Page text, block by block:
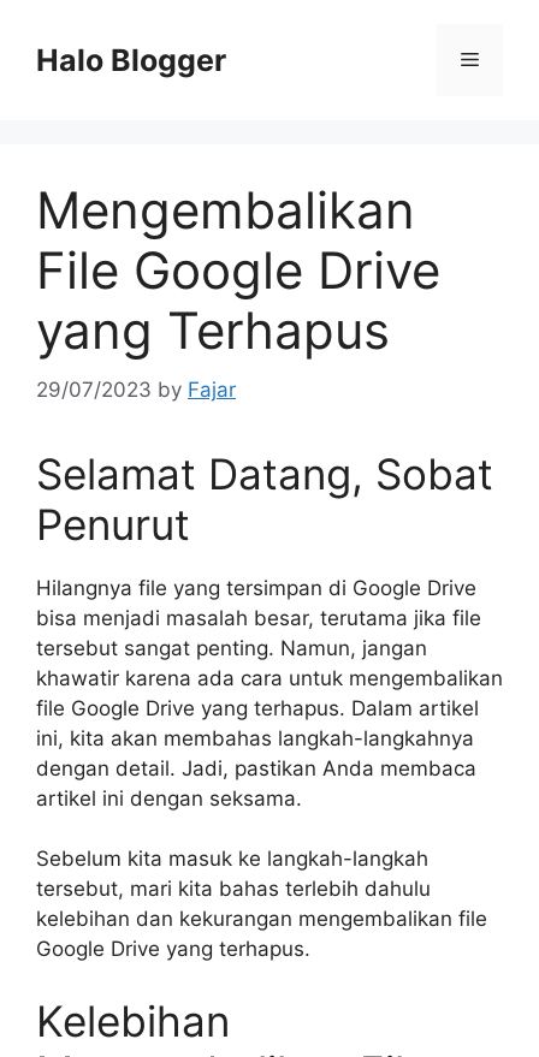
contentHalo Blogger Menu
Mengembalikan
File Google Drive
yang Terhapus
29/07/2023 by Fajar
Selamat Datang, Sobat
Penurut
Hilangnya file yang tersimpan di Google Drive
bisa menjadi masalah besar, terutama jika file
tersebut sangat penting. Namun, jangan
khawatir karena ada cara untuk mengembalikan
file Google Drive yang terhapus. Dalam artikel
ini, kita akan membahas langkah-langkahnya
dengan detail. Jadi, pastikan Anda membaca
artikel ini dengan seksama.
Sebelum kita masuk ke langkah-langkah
tersebut, mari kita bahas terlebih dahulu
kelebihan dan kekurangan mengembalikan file
Google Drive yang terhapus.
Kelebihan